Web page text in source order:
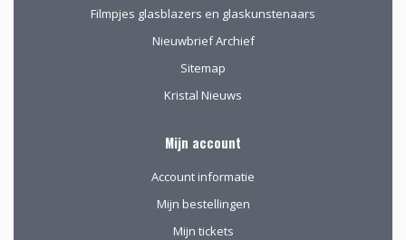
Filmpjes glasblazers en glaskunstenaars
Nieuwbrief Archief
Sitemap
Kristal Nieuws
Mijn account
Account informatie
Mijn bestellingen
Mijn tickets